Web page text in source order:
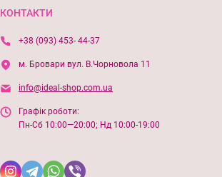
КОНТАКТИ
+38 (093) 453- 44-37
м. Бровари вул. В.Чорновола 11
info@ideal-shop.com.ua
Графік роботи:
Пн-Сб 10:00—20:00; Нд 10:00-19:00